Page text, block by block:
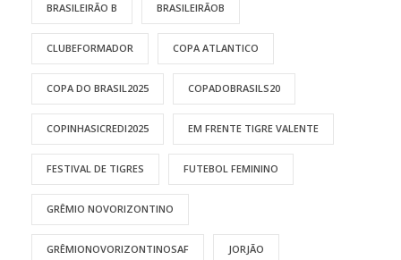
BRASILEIRÃO B BRASILEIRÃOB
CLUBEFORMADOR COPA ATLANTICO
COPA DO BRASIL2025 COPADOBRASILS20
COPINHASICREDI2025 EM FRENTE TIGRE VALENTE
FESTIVAL DE TIGRES FUTEBOL FEMININO
GRÊMIO NOVORIZONTINO
GRÊMIONOVORIZONTINOSAF JORJÃO